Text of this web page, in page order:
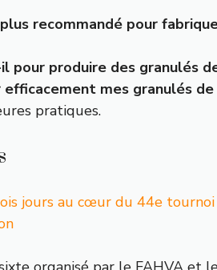
recommandé pour
pour produire des granulés
mes granulés de
pratiques.
jours au cœur du 44e